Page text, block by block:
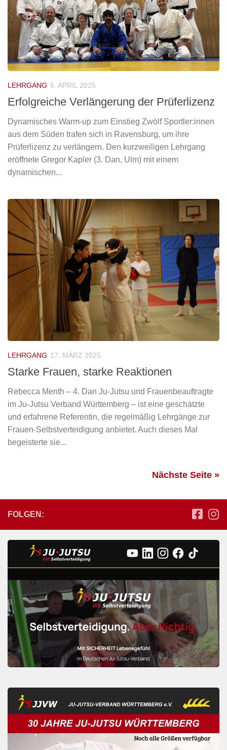
LEHRGANG 6. APRIL 2025
Erfolgreiche Verlängerung der Prüferlizenz
Dynamisches Warm-up zum Einstieg Zwölf Sportler:innen
aus dem Süden trafen sich in Ravensburg, um ihre
Prüferlizenz zu verlängern. Den kurzweiligen Lehrgang
eröffnete Gregor Kapler (3. Dan, Ulm) mit einem
dynamischen...
LEHRGANG 17. MÄRZ 2025
Starke Frauen, starke Reaktionen
Rebecca Menth – 4. Dan Ju-Jutsu und Frauenbeauftragte
im Ju-Jutsu Verband Württemberg – ist eine geschätzte
und erfahrene Referentin, die regelmäßig Lehrgänge zur
Frauen-Selbstverteidigung anbietet. Auch dieses Mal
begeisterte sie...
Nächste Seite »
FOLGEN: